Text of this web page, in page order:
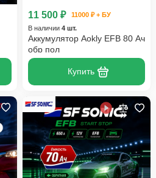
11 500 ₽
11000 ₽ + БУ
В наличии 4 шт.
Аккумулятор Aokly EFB 80 Ач
обр пол
Купить